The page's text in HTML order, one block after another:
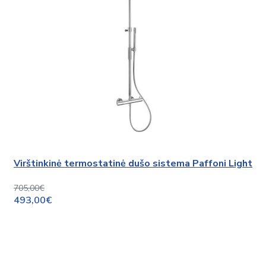
Virštinkinė termostatinė dušo sistema Paffoni Light
705,00€
493,00€